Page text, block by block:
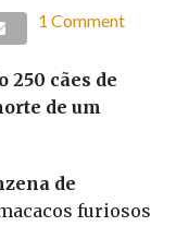
1 Comment
250 cães de
de um
de
furiosos